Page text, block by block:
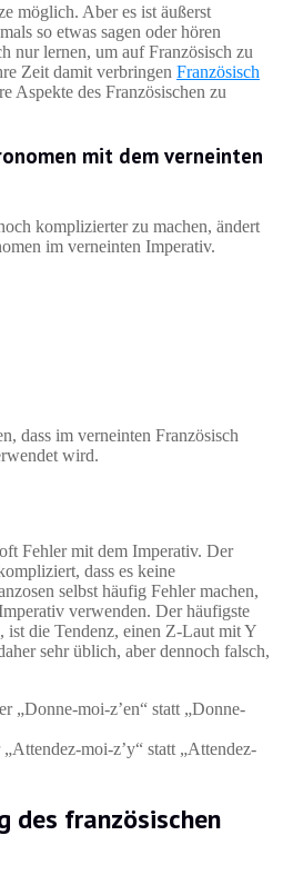
möglich. Aber es ist äußerst
so etwas sagen oder hören
nur lernen, um auf Französisch zu
Zeit damit verbringen Französisch
Aspekte des Französischen zu
mit dem verneinten
komplizierter zu machen, ändert
im verneinten Imperativ.
dass im verneinten Französisch
wird.
Fehler mit dem Imperativ. Der
dass es keine
selbst häufig Fehler machen,
verwenden. Der häufigste
ist die Tendenz, einen Z-Laut mit Y
sehr üblich, aber dennoch falsch,
„Donne-moi-z’en“ statt „Donne-
moi-z’y“ statt „Attendez-
des französischen